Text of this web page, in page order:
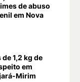
de abuso
em Nova
1,2 kg de
em
Mirim